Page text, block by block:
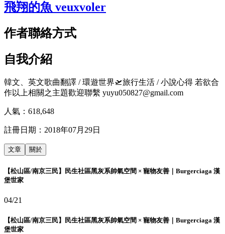
飛翔的魚 veuxvoler
作者聯絡方式
自我介紹
韓文、英文歌曲翻譯 / 環遊世界🛫旅行生活 / 小說心得 若欲合
作以上相關之主題歡迎聯繫 yuyu050827@gmail.com
人氣： 618,648
註冊日期： 2018年07月29日
文章 關於
【松山區/南京三民】民生社區黑灰系帥氣空間 × 寵物友善｜Burgerciaga 漢
堡世家
04/21
【松山區/南京三民】民生社區黑灰系帥氣空間 × 寵物友善｜Burgerciaga 漢
堡世家